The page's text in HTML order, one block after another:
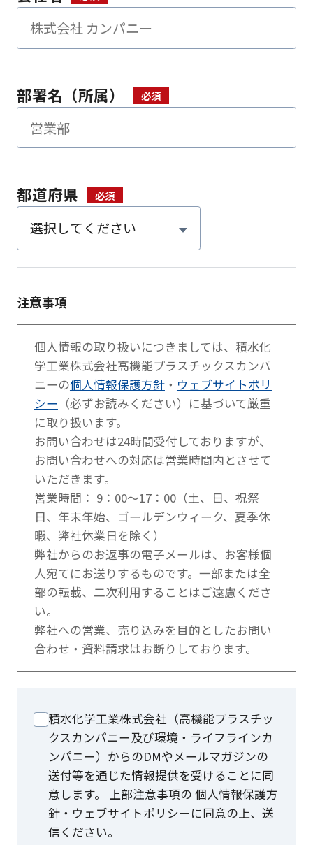
部署名（所属）
都道府県
注意事項
個人情報の取り扱いにつきましては、積水化
学工業株式会社高機能プラスチックスカンパ
ニーの個人情報保護方針・ ウェブサイトポリ
シー （必ずお読みください）に基づいて厳重
に取り扱います。
お問い合わせは24時間受付しておりますが、
お問い合わせへの対応は営業時間内とさせて
いただきます。
営業時間： 9：00～17：00（土、日、祝祭
日、年末年始、ゴールデンウィーク、夏季休
暇、弊社休業日を除く）
弊社からのお返事の電子メールは、お客様個
人宛てにお送りするものです。一部または全
部の転載、二次利用することはご遠慮くださ
い。
弊社への営業、売り込みを目的としたお問い
合わせ・資料請求はお断りしております。
積水化学工業株式会社（高機能プラスチッ
クスカンパニー及び環境・ライフラインカ
ンパニー）からのDMやメールマガジンの
送付等を通じた情報提供を受けることに同
意します。 上部注意事項の 個人情報保護方
針・ウェブサイトポリシーに同意の上、送
信ください。